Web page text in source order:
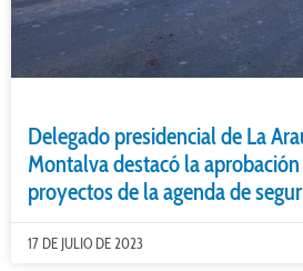
Delegado presidencial de La
Montalva destacó la
proyectos de la agenda de
17 DE JULIO DE 2023